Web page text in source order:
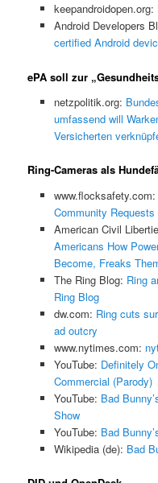
keepandroidopen.org:
Android Developers
certified Android
ePA soll zur
netzpolitik.org:
umfassend will
Versicherten
Ring-Cameras als
www.flocksafety.com:
Community Requests
American Civil
Americans How
Become, Freaks
The Ring Blog: Ring
Ring Blog
dw.com: Ring cuts
ad outcry
www.nytimes.com:
YouTube: Definitely
Commercial (Parody)
YouTube: Bad
Show
YouTube: Bad
Wikipedia (de): Bad